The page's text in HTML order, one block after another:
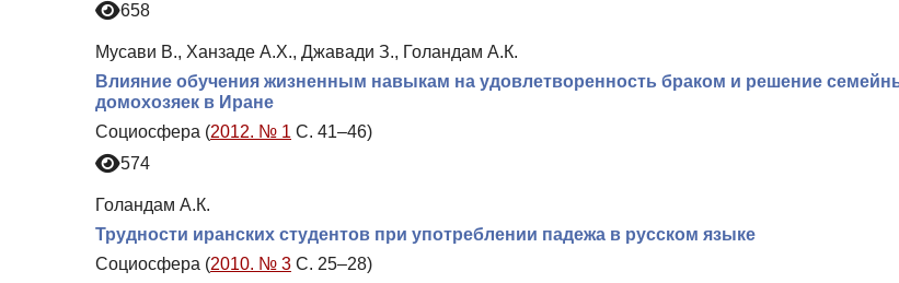
658
Мусави В., Ханзаде А.Х., Джавади З., Голандам А.К.
Влияние обучения жизненным навыкам на удовлетворенность браком и решение
домохозяек в Иране
Социосфера (2012. № 1 С. 41–46)
574
Голандам А.К.
Трудности иранских студентов при употреблении падежа в русском языке
Социосфера (2010. № 3 С. 25–28)